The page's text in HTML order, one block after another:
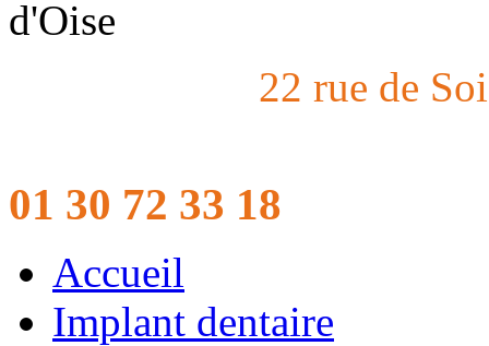
22 rue de
01 30 72 33 18
Accueil
Implant dentaire